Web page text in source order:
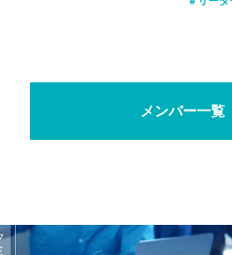
メンバー一覧